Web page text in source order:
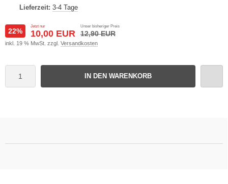
Lieferzeit: 3-4 Tage
Jetzt nur
10,00 EUR
Unser bisheriger Preis
12,90 EUR
22%
inkl. 19 % MwSt. zzgl. Versandkosten
IN DEN WARENKORB